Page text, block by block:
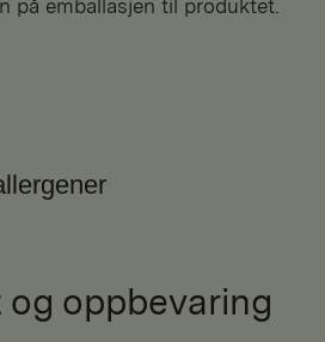
på emballasjen til produktet.
oppbevaring